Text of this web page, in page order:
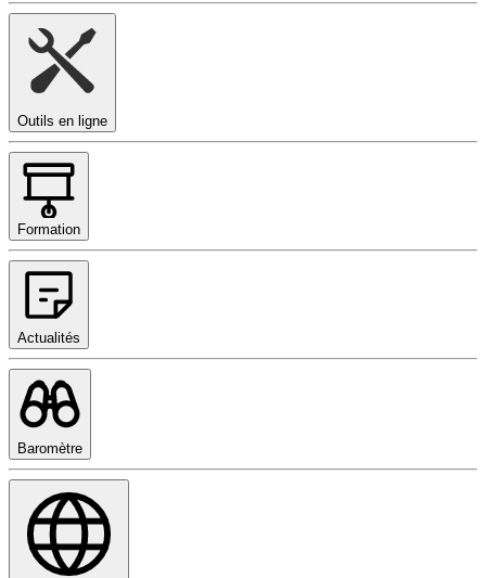
Outils en ligne
Formation
Actualités
Baromètre